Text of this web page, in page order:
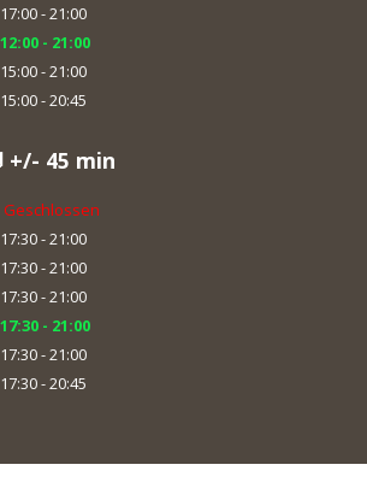
17:00 - 21:00
12:00 - 21:00
15:00 - 21:00
15:00 - 20:45
45 min
Geschlossen
17:30 - 21:00
17:30 - 21:00
17:30 - 21:00
17:30 - 21:00
17:30 - 21:00
17:30 - 20:45